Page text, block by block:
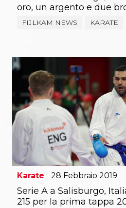
oro, un argento e due
FIJLKAM NEWS KARATE
Karate 28 Febbraio 2019
Serie A a Salisburgo,
215 per la prima tappa